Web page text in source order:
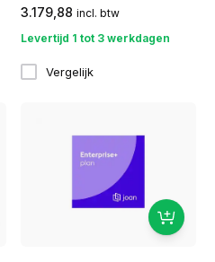
3.179,88 incl. btw
Levertijd 1 tot 3 werkdagen
Vergelijk